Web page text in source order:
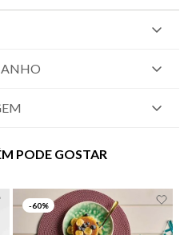
PODE GOSTAR
-60%